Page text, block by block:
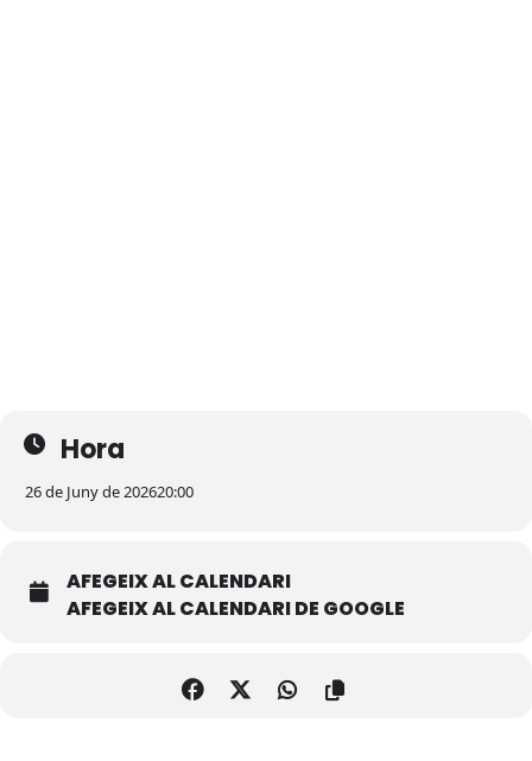
Hora
26 de Juny de 202620:00
AFEGEIX AL CALENDARI
AFEGEIX AL CALENDARI DE GOOGLE